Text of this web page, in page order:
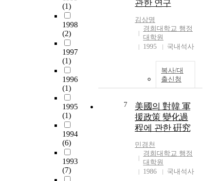
(1)
1998
(2)
1997
(1)
1996
(1)
1995
(1)
1994
(6)
1993
(7)
있는 실정이다. 그러
나 현재 우리나라에서
추진되고 있는 대마약
정책은 단속위주의 정
책으로서 痲藥中毒者
를 治療받아야 할 患
者로 인식하기 보다는
犯罪者로만 취급하고
活 治療등을 위한 노
력도 효과적으로 추진
되지 못하고 있다는
며, 專門 人力과 과학
장비 및 관련사업 豫
算의 不足은 마약류문
제 해결을 어둡게 하
관한 연구
김상명
경희대학교 행정
대학원
1995
국내석사
복사/대
출신청
7
美國의 對韓 軍
援政策 變化過
程에 관한 硏究
민경천
경희대학교 행정
대학원
1986
국내석사